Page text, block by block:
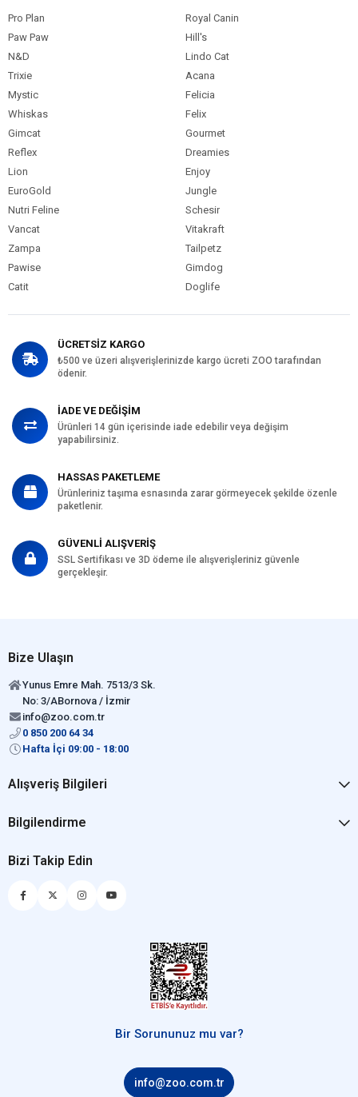
Pro Plan
Royal Canin
Paw Paw
Hill's
N&D
Lindo Cat
Trixie
Acana
Mystic
Felicia
Whiskas
Felix
Gimcat
Gourmet
Reflex
Dreamies
Lion
Enjoy
EuroGold
Jungle
Nutri Feline
Schesir
Vancat
Vitakraft
Zampa
Tailpetz
Pawise
Gimdog
Catit
Doglife
ÜCRETSİZ KARGO
₺500 ve üzeri alışverişlerinizde kargo ücreti ZOO tarafından
ödenir.
İADE VE DEĞİŞİM
Ürünleri 14 gün içerisinde iade edebilir veya değişim
yapabilirsiniz.
HASSAS PAKETLEME
Ürünleriniz taşıma esnasında zarar görmeyecek şekilde özenle
paketlenir.
GÜVENLİ ALIŞVERİŞ
SSL Sertifikası ve 3D ödeme ile alışverişleriniz güvenle
gerçekleşir.
Bize Ulaşın
Yunus Emre Mah. 7513/3 Sk.
No: 3/ABornova / İzmir
info@zoo.com.tr
0 850 200 64 34
Hafta İçi 09:00 - 18:00
Alışveriş Bilgileri
Bilgilendirme
Bizi Takip Edin
Bir Sorununuz mu var?
info@zoo.com.tr